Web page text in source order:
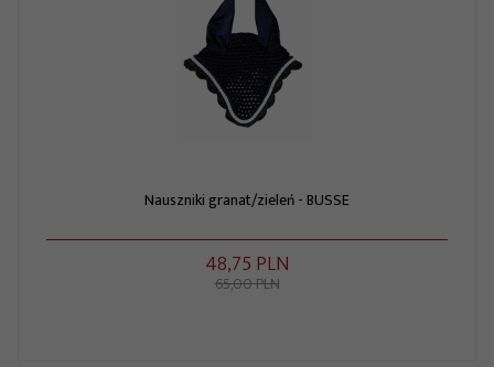
Nauszniki granat/zieleń - BUSSE
48,75 PLN
65,00 PLN